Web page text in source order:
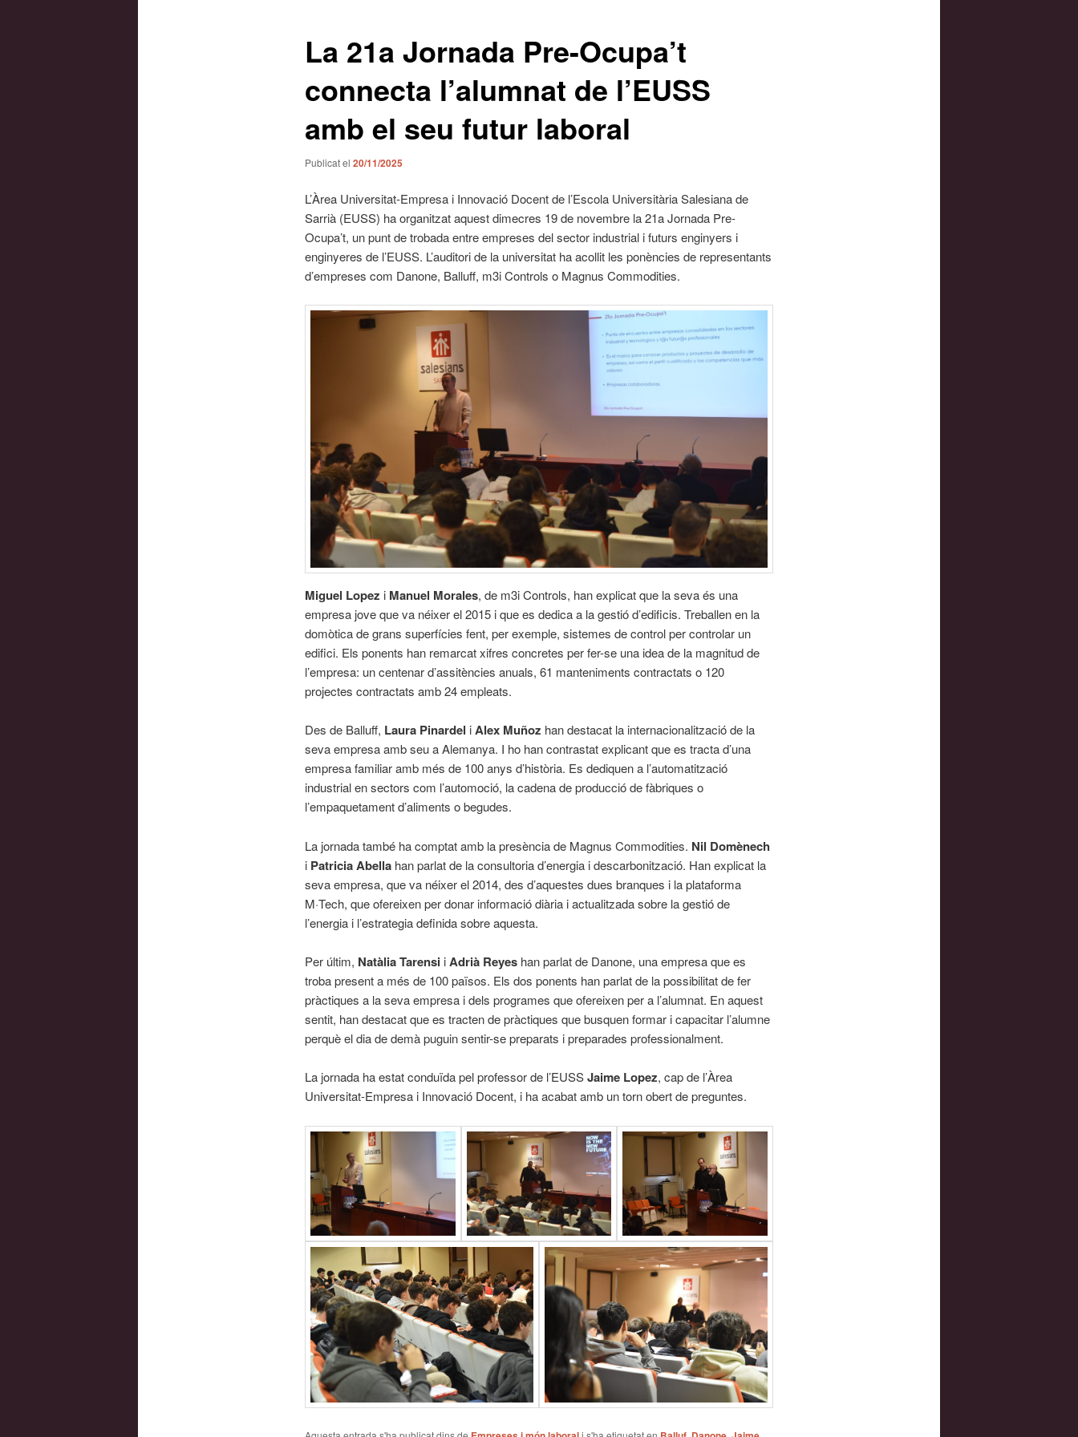
La 21a Jornada Pre-Ocupa’t
connecta l’alumnat de l’EUSS
amb el seu futur laboral
Publicat el 20/11/2025
L’Àrea Universitat-Empresa i Innovació Docent de l’Escola Universitària Salesiana de
Sarrià (EUSS) ha organitzat aquest dimecres 19 de novembre la 21a Jornada Pre-
Ocupa’t, un punt de trobada entre empreses del sector industrial i futurs enginyers i
enginyeres de l’EUSS. L’auditori de la universitat ha acollit les ponències de representants
d’empreses com Danone, Balluff, m3i Controls o Magnus Commodities.
Miguel Lopez i Manuel Morales, de m3i Controls, han explicat que la seva és una
empresa jove que va néixer el 2015 i que es dedica a la gestió d’edificis. Treballen en la
domòtica de grans superfícies fent, per exemple, sistemes de control per controlar un
edifici. Els ponents han remarcat xifres concretes per fer-se una idea de la magnitud de
l’empresa: un centenar d’assitències anuals, 61 manteniments contractats o 120
projectes contractats amb 24 empleats.
Des de Balluff, Laura Pinardel iAlex Muñoz han destacat la internacionalització de la
seva empresa amb seu a Alemanya. I ho han contrastat explicant que es tracta d’una
empresa familiar amb més de 100 anys d’història. Es dediquen a l’automatització
industrial en sectors com l’automoció, la cadena de producció de fàbriques o
l’empaquetament d’aliments o begudes.
La jornada també ha comptat amb la presència de Magnus Commodities. Nil Domènech
i Patricia Abellahan parlat de la consultoria d’energia i descarbonització. Han explicat la
seva empresa, que va néixer el 2014, des d’aquestes dues branques i la plataforma
M·Tech, que ofereixen per donar informació diària i actualitzada sobre la gestió de
l’energia i l’estrategia definida sobre aquesta.
Per últim, Natàlia TarensiiAdrià Reyeshan parlat de Danone, una empresa que es
troba present a més de 100 països. Els dos ponents han parlat de la possibilitat de fer
pràctiques a la seva empresa i dels programes que ofereixen per a l’alumnat. En aquest
sentit, han destacat que es tracten de pràctiques que busquen formar i capacitar l’alumne
perquè el dia de demà puguin sentir-se preparats i preparades professionalment.
La jornada ha estat conduïda pel professor de l’EUSSJaime Lopez, cap de l’Àrea
Universitat-Empresa i Innovació Docent, i ha acabat amb un torn obert de preguntes.